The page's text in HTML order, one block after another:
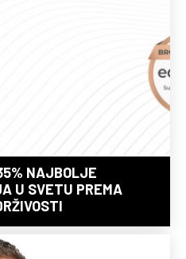
NAJBOLJE
U SVETU PREMA